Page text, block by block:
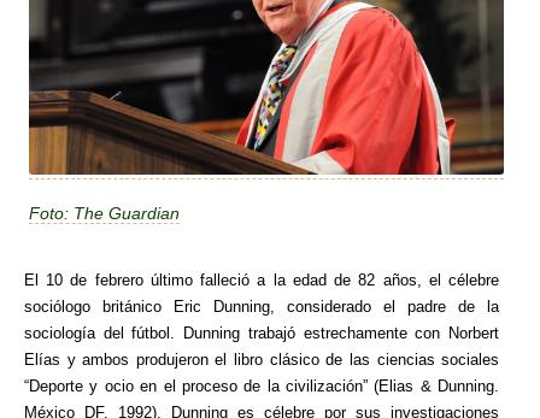
Foto: The Guardian
El 10 de febrero último falleció a la edad de 82 años, el célebre
sociólogo británico Eric Dunning, considerado el padre de la
sociología del fútbol. Dunning trabajó estrechamente con Norbert
Elías y ambos produjeron el libro clásico de las ciencias sociales
“Deporte y ocio en el proceso de la civilización” (Elias & Dunning.
México DF, 1992). Dunning es célebre por sus investigaciones